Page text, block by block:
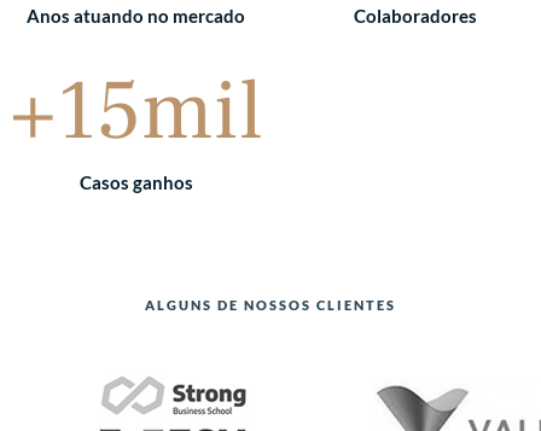
Anos atuando no mercado Colaboradores
+15mil
Casos ganhos
ALGUNS DE NOSSOS CLIENTES